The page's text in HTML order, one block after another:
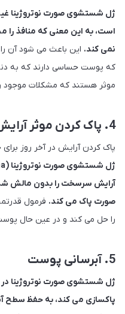
است، به این معنی که منافذ
نمی کند. این باعث می شود آن
که پوست حساسی دارند که به
موثر هستند که مشکلات موجود
4. پاک کردن موثر آرایش
پاک کردن آرایش در آخر روز
آرایش سرسخت را بدون مالش
صورت پاک می کند. فرمول
را حل می کند و در عین حال
5. آبرسانی پوست
ژل شستشوی صورت نوتروژینا در
پاکسازی می کند، به حفظ سطح